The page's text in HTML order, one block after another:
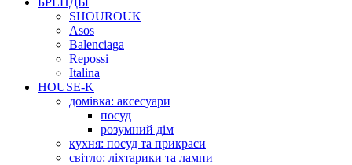
SHOUROUK
Asos
Balenciaga
Repossi
Italina
HOUSE-K
домівка: аксесуари
посуд
розумний дім
кухня: посуд та прикраси
світло: ліхтарики та лампи